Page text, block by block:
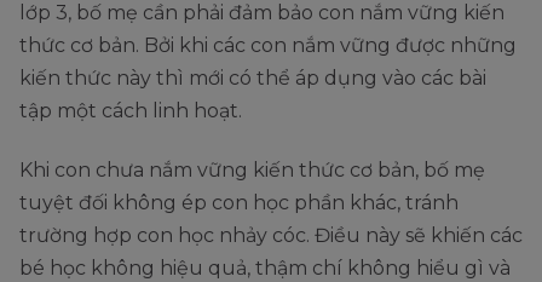
lớp 3, bố mẹ cần phải đảm bảo con nắm vững kiến
thức cơ bản. Bởi khi các con nắm vững được những
kiến thức này thì mới có thể áp dụng vào các bài
tập một cách linh hoạt.
Khi con chưa nắm vững kiến thức cơ bản, bố mẹ
tuyệt đối không ép con học phần khác, tránh
trường hợp con học nhảy cóc. Điều này sẽ khiến các
bé học không hiệu quả, thậm chí không hiểu gì và